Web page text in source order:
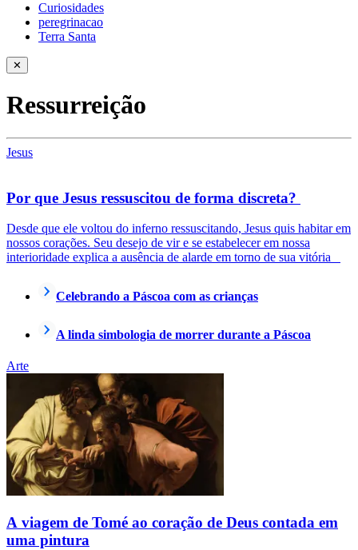
Curiosidades
peregrinacao
Terra Santa
✕
Ressurreição
Jesus
Por que Jesus ressuscitou de forma discreta?
Desde que ele voltou do inferno ressuscitando, Jesus quis habitar em
nossos corações. Seu desejo de vir e se estabelecer em nossa
interioridade explica a ausência de alarde em torno de sua vitória
Celebrando a Páscoa com as crianças
A linda simbologia de morrer durante a Páscoa
Arte
A viagem de Tomé ao coração de Deus contada em
uma pintura